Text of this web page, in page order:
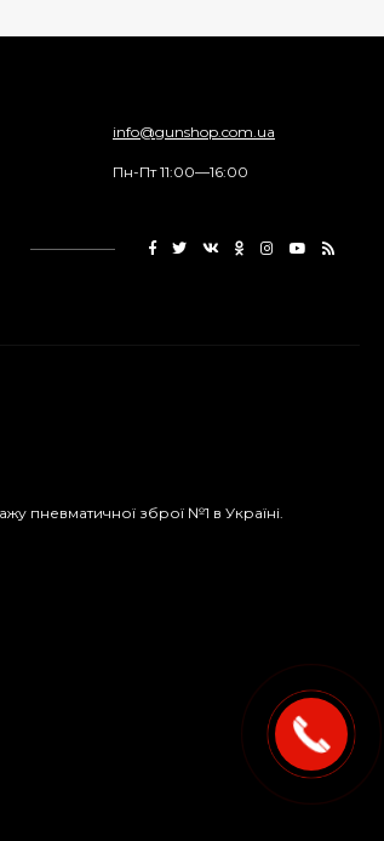
info@gunshop.com.ua
Пн-Пт 11:00—16:00
пневматичної зброї №1 в Україні.